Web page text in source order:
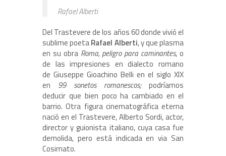
Rafael Alberti
Del Trastevere de los años 60 donde vivió el
sublime poetaRafael Alberti, y que plasma
en su obra Roma, peligro para caminantes, o
de las impresiones en dialecto romano
de Giuseppe Gioachino Belli en el siglo XIX
en 99 sonetos romanescos;podríamos
deducir que bien poco ha cambiado en el
barrio. Otra figura cinematográfica eterna
nació en el Trastevere, Alberto Sordi, actor,
director y guionista italiano, cuya casa fue
demolida, pero está indicada en via San
Cosimato.